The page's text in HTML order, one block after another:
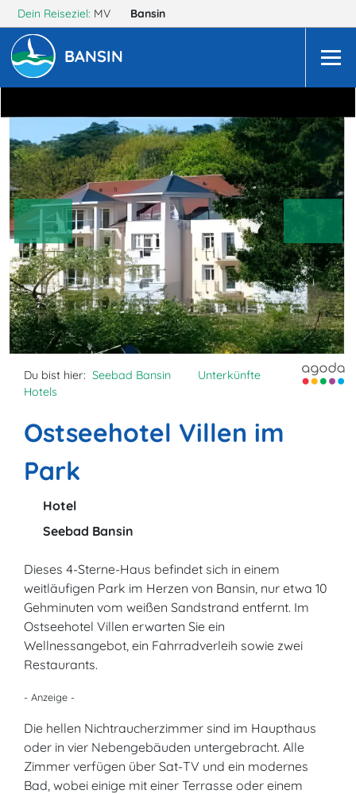
Dein Reiseziel: MV Bansin
BANSIN
Du bist hier: Seebad Bansin
Unterkünfte
Hotels
Ostseehotel Villen im
Park
Hotel
Seebad Bansin
Dieses 4-Sterne-Haus befindet sich in einem
weitläufigen Park im Herzen von Bansin, nur etwa 10
Gehminuten vom weißen Sandstrand entfernt. Im
Ostseehotel Villen erwarten Sie ein
Wellnessangebot, ein Fahrradverleih sowie zwei
Restaurants.
- Anzeige -
Die hellen Nichtraucherzimmer sind im Haupthaus
oder in vier Nebengebäuden untergebracht. Alle
Zimmer verfügen über Sat-TV und ein modernes
Bad, wobei einige mit einer Terrasse oder einem